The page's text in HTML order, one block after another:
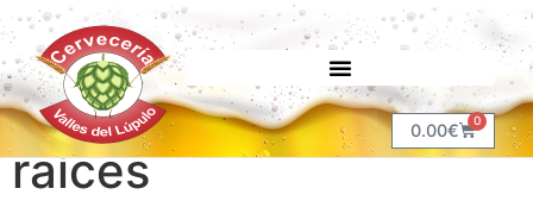
0.00€ 0
Inicio/ Productos etiquetados “raíces”
raíces